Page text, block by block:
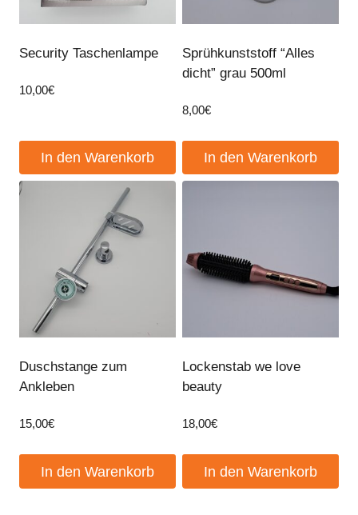
Security Taschenlampe
10,00€
In den Warenkorb
Sprühkunststoff “Alles
dicht” grau 500ml
8,00€
In den Warenkorb
Duschstange zum
Ankleben
15,00€
In den Warenkorb
Lockenstab we love
beauty
18,00€
In den Warenkorb